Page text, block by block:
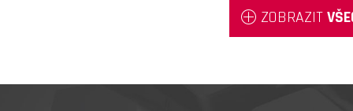
ZOBRAZIT